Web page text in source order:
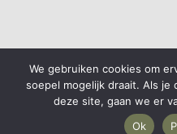
4,6 van 5 sterren (op basis
We gebruiken cookies om
soepel mogelijk draait. Als je
deze site, gaan we er
Ok